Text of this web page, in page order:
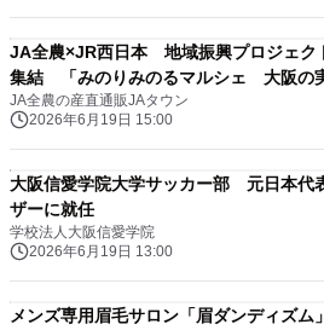
JA全農×JR西日本 地域振興プロジェ
集結 「みのりみのるマルシェ 大阪の実
JA全農の産直通販JAタウン
2026年6月19日 15:00
大阪信愛学院大学サッカー部 元日本代
ザーに就任
学校法人大阪信愛学院
2026年6月19日 13:00
メンズ専用眉毛サロン「眉ダンディズ